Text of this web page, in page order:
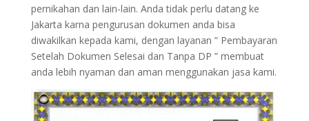
pernikahan dan lain-lain. Anda tidak perlu datang ke
Jakarta karna pengurusan dokumen anda bisa
diwakilkan kepada kami, dengan layanan ” Pembayaran
Setelah Dokumen Selesai dan Tanpa DP ” membuat
anda lebih nyaman dan aman menggunakan jasa kami.